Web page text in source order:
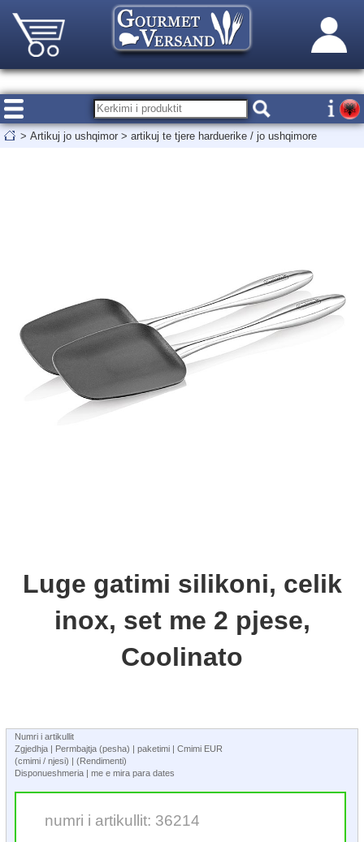
> Artikuj jo ushqimor > artikuj te tjere harduerike / jo ushqimore
Luge gatimi silikoni, celik
inox, set me 2 pjese,
Coolinato
Numri i artikullit
Zgjedhja | Permbajtja (pesha) | paketimi | Cmimi EUR
(cmimi / njesi) | (Rendimenti)
Disponueshmeria | me e mira para dates
numri i artikullit: 36214